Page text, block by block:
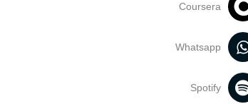
Coursera
Whatsapp
Spotify